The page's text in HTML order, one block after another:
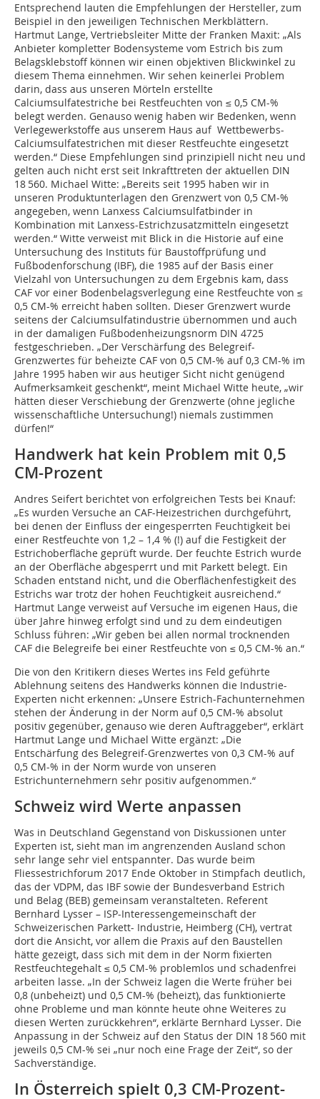
Entsprechend lauten die Empfehlungen der Hersteller, zum
Beispiel in den jeweiligen Technischen Merkblättern.
Hartmut Lange, Vertriebsleiter Mitte der Franken Maxit: „Als
Anbieter kompletter Bodensysteme vom Estrich bis zum
Belagsklebstoff können wir einen objektiven Blickwinkel zu
diesem Thema einnehmen. Wir sehen keinerlei Problem
darin, dass aus unseren Mörteln erstellte
Calciumsulfatestriche bei Restfeuchten von ≤ 0,5 CM-%
belegt werden. Genauso wenig haben wir Bedenken, wenn
Verlegewerkstoffe aus unserem Haus auf Wettbewerbs-
Calciumsulfatestrichen mit dieser Restfeuchte eingesetzt
werden.“ Diese Empfehlungen sind prinzipiell nicht neu und
gelten auch nicht erst seit Inkrafttreten der aktuellen DIN
18 560. Michael Witte: „Bereits seit 1995 haben wir in
unseren Produktunterlagen den Grenzwert von 0,5 CM-%
angegeben, wenn Lanxess Calciumsulfatbinder in
Kombination mit Lanxess-Estrichzusatzmitteln eingesetzt
werden.“ Witte verweist mit Blick in die Historie auf eine
Untersuchung des Instituts für Baustoffprüfung und
Fußbodenforschung (IBF), die 1985 auf der Basis einer
Vielzahl von Untersuchungen zu dem Ergebnis kam, dass
CAF vor einer Bodenbelagsverlegung eine Restfeuchte von ≤
0,5 CM-% erreicht haben sollten. Dieser Grenzwert wurde
seitens der Calciumsulfatindustrie übernommen und auch
in der damaligen Fußbodenheizungsnorm DIN 4725
festgeschrieben. „Der Verschärfung des Belegreif-
Grenzwertes für beheizte CAF von 0,5 CM-% auf 0,3 CM-% im
Jahre 1995 haben wir aus heutiger Sicht nicht genügend
Aufmerksamkeit geschenkt“, meint Michael Witte heute, „wir
hätten dieser Verschiebung der Grenzwerte (ohne jegliche
wissenschaftliche Untersuchung!) niemals zustimmen
dürfen!“
Handwerk hat kein Problem mit 0,5
CM-Prozent
Andres Seifert berichtet von erfolgreichen Tests bei Knauf:
„Es wurden Versuche an CAF-Heizestrichen durchgeführt,
bei denen der Einfluss der eingesperrten Feuchtigkeit bei
einer Restfeuchte von 1,2 – 1,4 % (!) auf die Festigkeit der
Estrichoberfläche geprüft wurde. Der feuchte Estrich wurde
an der Oberfläche abgesperrt und mit Parkett belegt. Ein
Schaden entstand nicht, und die Oberflächenfestigkeit des
Estrichs war trotz der hohen Feuchtigkeit ausreichend.“
Hartmut Lange verweist auf Versuche im eigenen Haus, die
über Jahre hinweg erfolgt sind und zu dem eindeutigen
Schluss führen: „Wir geben bei allen normal trocknenden
CAF die Belegreife bei einer Restfeuchte von ≤ 0,5 CM-% an.“
Die von den Kritikern dieses Wertes ins Feld geführte
Ablehnung seitens des Handwerks können die Industrie-
Experten nicht erkennen: „Unsere Estrich-Fachunternehmen
stehen der Änderung in der Norm auf 0,5 CM-% absolut
positiv gegenüber, genauso wie deren Auftraggeber“, erklärt
Hartmut Lange und Michael Witte ergänzt: „Die
Entschärfung des Belegreif-Grenzwertes von 0,3 CM-% auf
0,5 CM-% in der Norm wurde von unseren
Estrichunternehmern sehr positiv aufgenommen.“
Schweiz wird Werte anpassen
Was in Deutschland Gegenstand von Diskussionen unter
Experten ist, sieht man im angrenzenden Ausland schon
sehr lange sehr viel entspannter. Das wurde beim
Fliessestrichforum 2017 Ende Oktober in Stimpfach deutlich,
das der VDPM, das IBF sowie der Bundesverband Estrich
und Belag (BEB) gemeinsam veranstalteten. Referent
Bernhard Lysser – ISP-Interessengemeinschaft der
Schweizerischen Parkett- Industrie, Heimberg (CH), vertrat
dort die Ansicht, vor allem die Praxis auf den Baustellen
hätte gezeigt, dass sich mit dem in der Norm fixierten
Restfeuchtegehalt ≤ 0,5 CM-% problemlos und schadenfrei
arbeiten lasse. „In der Schweiz lagen die Werte früher bei
0,8 (unbeheizt) und 0,5 CM-% (beheizt), das funktionierte
ohne Probleme und man könnte heute ohne Weiteres zu
diesen Werten zurückkehren“, erklärte Bernhard Lysser. Die
Anpassung in der Schweiz auf den Status der DIN 18 560 mit
jeweils 0,5 CM-% sei „nur noch eine Frage der Zeit“, so der
Sachverständige.
In Österreich spielt 0,3 CM-Prozent-